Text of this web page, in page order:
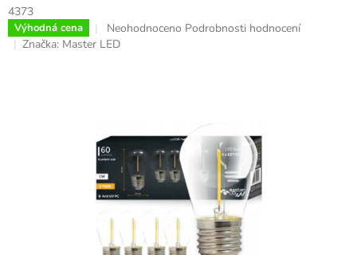
4373
Výhodná cena
Průměrné
hodnocení
hvězdiček.
Neohodnoceno Podrobnosti hodnocení
Značka: Master LED